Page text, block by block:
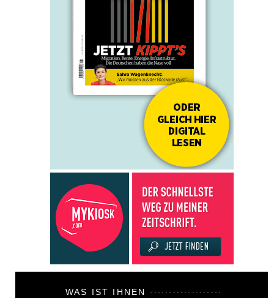
WAS IST IHNEN